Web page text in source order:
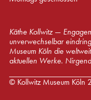
Käthe Kollwitz —
unverwechselbar
Museum Köln die
aktuellen Werke.
© Kollwitz Museum Köln